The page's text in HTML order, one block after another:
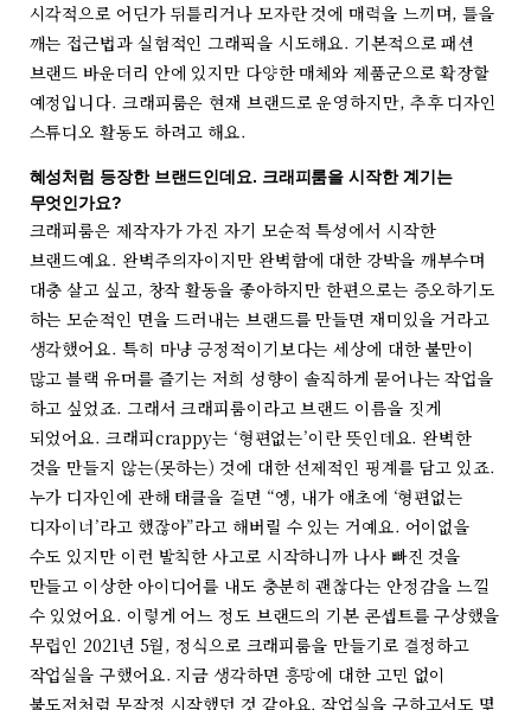
시각적으로 어딘가 뒤틀리거나 모자란 것에 매력을 느끼며, 틀을
깨는 접근법과 실험적인 그래픽을 시도해요. 기본적으로 패션
브랜드 바운더리 안에 있지만 다양한 매체와 제품군으로 확장할
예정입니다. 크래피룸은 현재 브랜드로 운영하지만, 추후 디자인
스튜디오 활동도 하려고 해요.
혜성처럼 등장한 브랜드인데요. 크래피룸을 시작한 계기는
무엇인가요?
크래피룸은 제작자가 가진 자기 모순적 특성에서 시작한
브랜드예요. 완벽주의자이지만 완벽함에 대한 강박을 깨부수며
대충 살고 싶고, 창작 활동을 좋아하지만 한편으로는 증오하기도
하는 모순적인 면을 드러내는 브랜드를 만들면 재미있을 거라고
생각했어요. 특히 마냥 긍정적이기보다는 세상에 대한 불만이
많고 블랙 유머를 즐기는 저희 성향이 솔직하게 묻어나는 작업을
하고 싶었죠. 그래서 크래피룸이라고 브랜드 이름을 짓게
되었어요. 크래피crappy는 ‘형편없는’이란 뜻인데요. 완벽한
것을 만들지 않는(못하는) 것에 대한 선제적인 핑계를 담고 있죠.
누가 디자인에 관해 태클을 걸면 “엥, 내가 애초에 ‘형편없는
디자이너’라고 했잖아”라고 해버릴 수 있는 거예요. 어이없을
수도 있지만 이런 발칙한 사고로 시작하니까 나사 빠진 것을
만들고 이상한 아이디어를 내도 충분히 괜찮다는 안정감을 느낄
수 있었어요. 이렇게 어느 정도 브랜드의 기본 콘셉트를 구상했을
무렵인 2021년 5월, 정식으로 크래피룸을 만들기로 결정하고
작업실을 구했어요. 지금 생각하면 흥망에 대한 고민 없이
불도저처럼 무작정 시작했던 것 같아요. 작업실을 구하고서도 몇